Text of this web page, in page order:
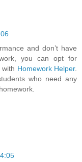
and don’t have
you can opt for
Homework Helper.
who need any